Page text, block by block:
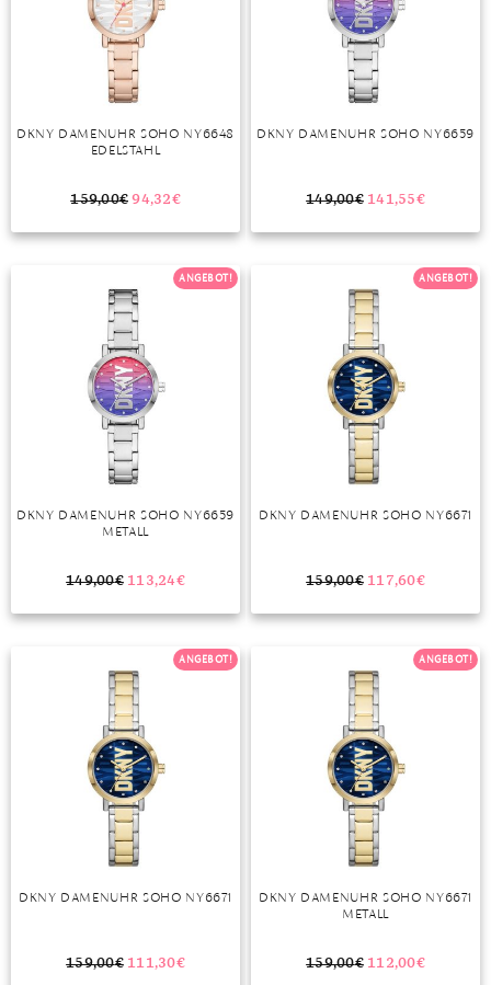
DKNY DAMENUHR SOHO NY6648
EDELSTAHL
159,00€ 94,32€
DKNY DAMENUHR SOHO NY6659
149,00€ 141,55€
ANGEBOT!
DKNY DAMENUHR SOHO NY6659
METALL
149,00€ 113,24€
ANGEBOT!
DKNY DAMENUHR SOHO NY6671
159,00€ 117,60€
ANGEBOT!
DKNY DAMENUHR SOHO NY6671
159,00€ 111,30€
ANGEBOT!
DKNY DAMENUHR SOHO NY6671
METALL
159,00€ 112,00€